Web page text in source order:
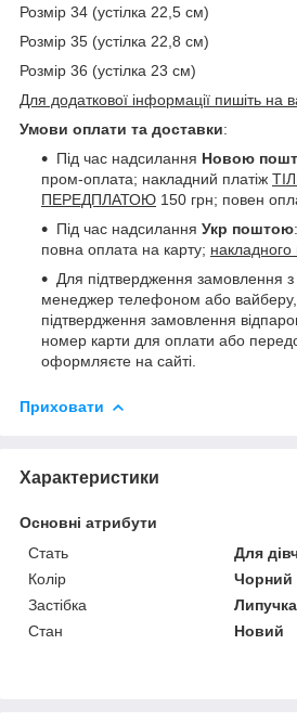
Розмір 34 (устілка 22,5 см)
Розмір 35 (устілка 22,8 см)
Розмір 36 (устілка 23 см)
Для додаткової інформації пишіть на
Умови оплати та доставки:
Під час надсилання Новою
пром-оплата; накладний платіж
ПЕРЕДПЛАТОЮ 150 грн; повен
Під час надсилання Укр поштою
повна оплата на карту;
Для підтвердження замовлення з
менеджер телефоном або вайберу,
підтвердження замовлення
номер карти для оплати або
оформляєте на сайті.
Приховати
Характеристики
Основні атрибути
Стать
Для
Колір
Чорний
Застібка
Липучка
Стан
Новий